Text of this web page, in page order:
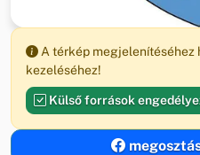
A térkép megjelenítéséhez
kezeléséhez!
Külső források